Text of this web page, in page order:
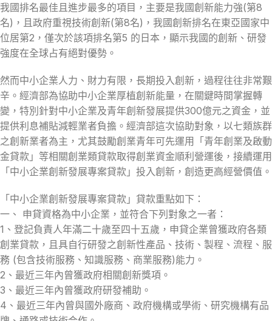
我國排名最佳且進步最多的項目，主要是我國創新能力強(第8
名)，且政府重視技術創新(第8名)，我國創新排名在東亞國家中
位居第2，僅次於該項排名第5 的日本，顯示我國的創新、研發
強度在全球占有絕對優勢。
然而中小企業人力、財力有限，長期投入創新，過程往往非常艱
辛。經濟部為協助中小企業厚植創新能量，在關鍵時間掌握轉
變，特別針對中小企業及青年創新發展提供300億元之資金，並
提供利息補貼減輕業者負擔。經濟部這次協助對象，以七類族群
之創新業者為主，尤其鼓勵創業青年可先運用「青年創業及啟動
金貸款」等相關創業類貸款取得創業資金順利營運後，接續運用
「中小企業創新發展專案貸款」投入創新，創造更高經營價值。
「中小企業創新發展專案貸款」貸款重點如下：
一、 申貸資格為中小企業，並符合下列對象之一者：
1、登記負責人年滿二十歲至四十五歲，申貸企業曾獲政府各類
創業貸款，且具自行研發之創新性產品、技術、製程、流程、服
務 (包含技術服務、知識服務、商業服務)能力。
2、最近三年內曾獲政府相關創新獎項。
3、最近三年內曾獲政府研發補助。
4、最近三年內曾與國外廠商、政府機構或學術、研究機構有品